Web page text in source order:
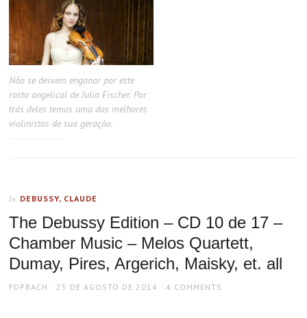
Não se deixem enganar por este
rosto angelical de Julia Fischer. Por
trás deles temos uma das melhores
violinistas de sua geração.
In DEBUSSY, CLAUDE
The Debussy Edition – CD 10 de 17 –
Chamber Music – Melos Quartett,
Dumay, Pires, Argerich, Maisky, et. all
AUTHOR
FDPBACH
POSTED
25 DE AGOSTO DE 2014 4 COMMENTS